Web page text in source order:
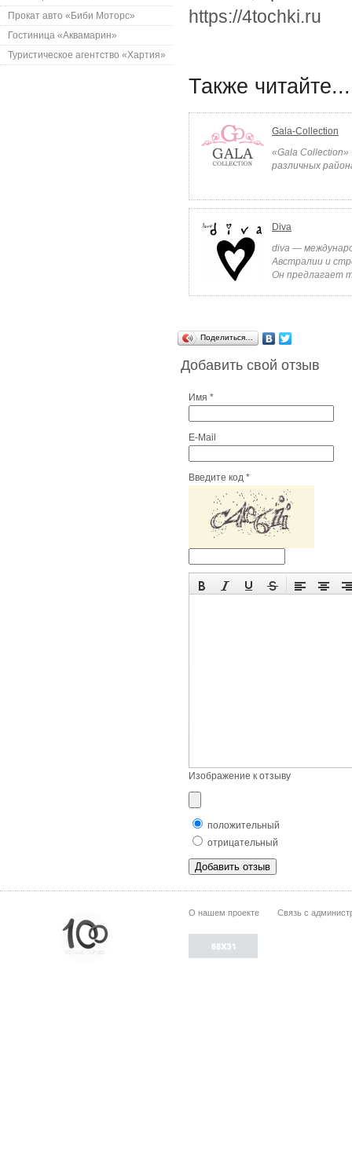
Прокат авто «Биби Моторс»
Гостиница «Аквамарин»
Туристическое агентство «Хартия»
https://4tochki.ru
Также читайте...
Gala-Collection
«Gala Collection»
различных
Diva
diva —
Австралии и
Он предлагает
Поделиться…
Добавить свой отзыв
Имя *
E-Mail
Введите код *
Изображение к отзыву
положительный
отрицательный
О нашем проекте Связь с